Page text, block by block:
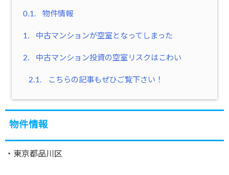
0.1. 物件情報
1. 中古マンションが空室となってしまった
2. 中古マンション投資の空室リスクはこわい
2.1. こちらの記事もぜひご覧下さい！
物件情報
・東京都品川区